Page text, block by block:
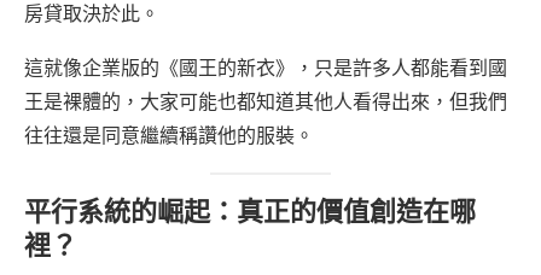
房貸取決於此。
這就像企業版的《國王的新衣》，只是許多人都能看到國
王是裸體的，大家可能也都知道其他人看得出來，但我們
往往還是同意繼續稱讚他的服裝。
平行系統的崛起：真正的價值創造在哪
裡？